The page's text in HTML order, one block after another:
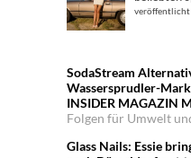
veröffentlicht
SodaStream
Wassersprudler-
INSIDER MAGAZIN
Folgen für Umwelt
Glass Nails: Essie